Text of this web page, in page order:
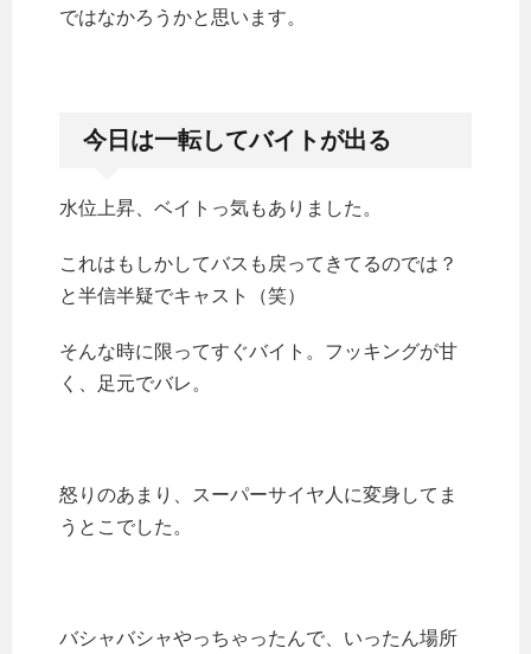
ではなかろうかと思います。
今日は一転してバイトが出る
水位上昇、ベイトっ気もありました。
これはもしかしてバスも戻ってきてるのでは？
と半信半疑でキャスト（笑）
そんな時に限ってすぐバイト。フッキングが甘
く、足元でバレ。
怒りのあまり、スーパーサイヤ人に変身してま
うとこでした。
バシャバシャやっちゃったんで、いったん場所